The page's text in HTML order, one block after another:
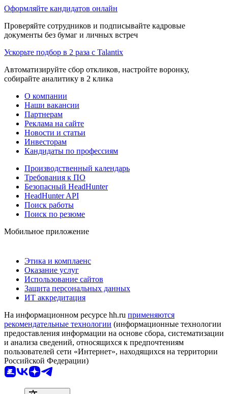
Оформляйте кандидатов онлайн
Проверяйте сотрудников и подписывайте кадровые
документы без бумаг и личных встреч
Ускорьте подбор в 2 раза с Talantix
Автоматизируйте сбор откликов, настройте воронку,
собирайте аналитику в 2 клика
О компании
Наши вакансии
Партнерам
Реклама на сайте
Новости и статьи
Инвесторам
Кандидаты по профессиям
Производственный календарь
Требования к ПО
Безопасный HeadHunter
HeadHunter API
Поиск работы
Поиск по резюме
Мобильное приложение
Этика и комплаенс
Оказание услуг
Использование сайтов
Защита персональных данных
ИТ аккредитация
На информационном ресурсе hh.ru применяются
рекомендательные технологии (информационные технологии
предоставления информации на основе сбора, систематизации
и анализа сведений, относящихся к предпочтениям
пользователей сети «Интернет», находящихся на территории
Российской Федерации)